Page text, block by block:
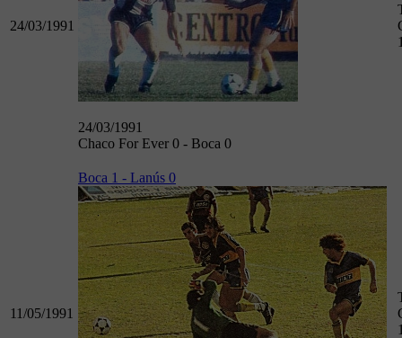
24/03/1991
24/03/1991
Chaco For Ever 0 - Boca 0
11/05/1991
Boca 1 - Lanús 0